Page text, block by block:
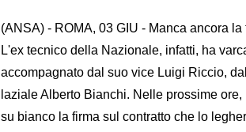
(ANSA) - ROMA, 03 GIU - Manca ancora
L'ex tecnico della Nazionale, infatti, ha
accompagnato dal suo vice Luigi Riccio,
laziale Alberto Bianchi. Nelle prossime
su bianco la firma sul contratto che lo